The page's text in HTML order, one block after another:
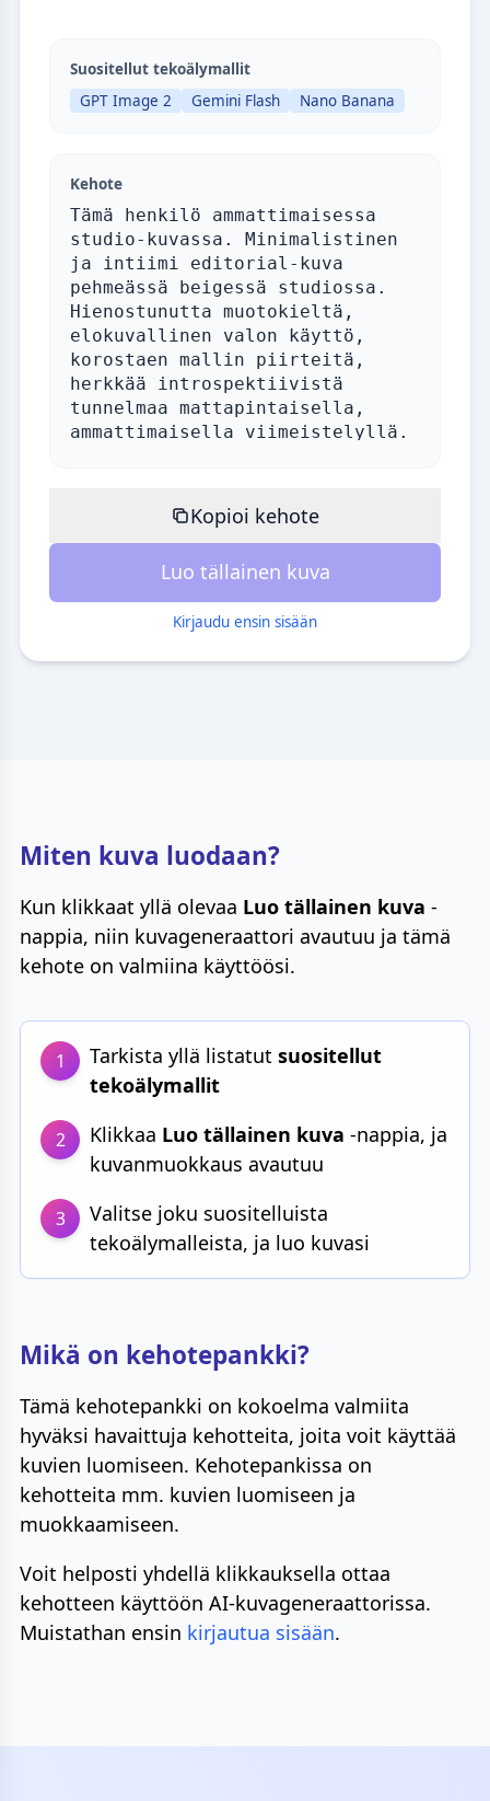
Suositellut tekoälymallit
GPT Image 2
Gemini Flash Nano Banana
Kehote
Kopioi kehote
Luo tällainen kuva
Kirjaudu ensin sisään
Miten kuva luodaan?
Kun klikkaat yllä olevaa Luo tällainen kuva -
nappia, niin kuvageneraattori avautuu ja tämä
kehote on valmiina käyttöösi.
1 Tarkista yllä listatut suositellut
tekoälymallit
2 Klikkaa Luo tällainen kuva -nappia, ja
kuvanmuokkaus avautuu
3
Valitse joku suositelluista
tekoälymalleista, ja luo kuvasi
Mikä on kehotepankki?
Tämä kehotepankki on kokoelma valmiita
hyväksi havaittuja kehotteita, joita voit käyttää
kuvien luomiseen. Kehotepankissa on
kehotteita mm. kuvien luomiseen ja
muokkaamiseen.
Voit helposti yhdellä klikkauksella ottaa
kehotteen käyttöön AI-kuvageneraattorissa.
Muistathan ensin kirjautua sisään.